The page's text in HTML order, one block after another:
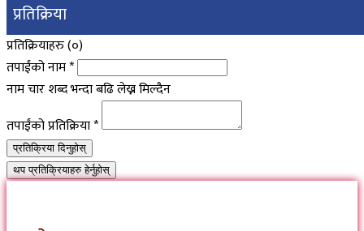
प्रतिक्रिया
प्रतिक्रियाहरु (०)
तपाईंको नाम*
नाम चार शब्द भन्दा बढि लेख्न मिल्दैन
तपाईंको प्रतिक्रिया*
प्रतिक्रिया दिनुहोस्
थप प्रतिक्रियाहरु हेर्नुहोस्